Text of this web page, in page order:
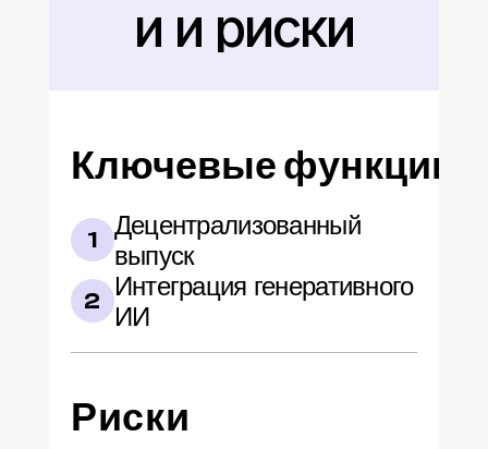
и и риски
Ключевые функции
1
Децентрализованный
выпуск
2
Интеграция генеративного
ИИ
Риски